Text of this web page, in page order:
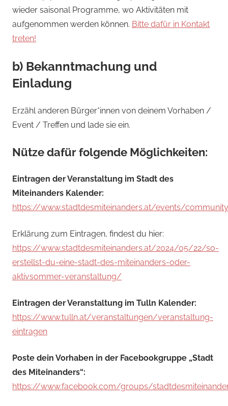
wieder saisonal Programme, wo Aktivitäten mit
aufgenommen werden können. Bitte dafür in Kontakt
treten!
b) Bekanntmachung und
Einladung
Erzähl anderen Bürger*innen von deinem Vorhaben /
Event / Treffen und lade sie ein.
Nütze dafür folgende Möglichkeiten:
Eintragen der Veranstaltung im Stadt des
Miteinanders Kalender:
https://www.stadtdesmiteinanders.at/events/
Erklärung zum Eintragen, findest du hier:
https://www.stadtdesmiteinanders.at/2024/05/22/so-
erstellst-du-eine-stadt-des-miteinanders-oder-
aktivsommer-veranstaltung/
Eintragen der Veranstaltung im Tulln Kalender:
https://www.tulln.at/veranstaltungen/veranstaltung-
eintragen
Poste dein Vorhaben in der Facebookgruppe „Stadt
des Miteinanders“:
https://www.facebook.com/groups/